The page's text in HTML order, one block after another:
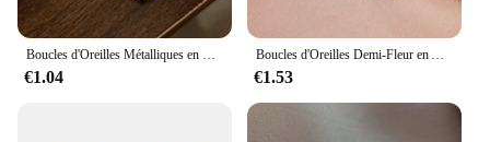
€1.04 €1.53